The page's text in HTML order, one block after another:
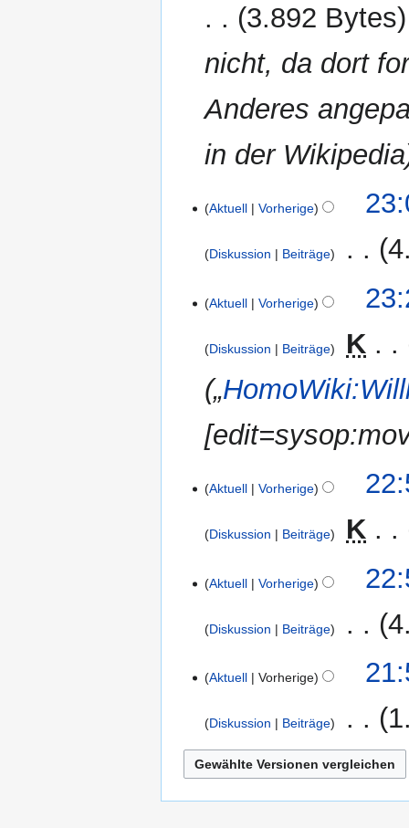
3.892 Bytes
nicht, da dort
Anderes
in der Wikipedia
November
Aktuell Vorherige
Diskussion Beiträge
AugustAktuell Vorherige
Diskussion Beiträge
K
„
AugustAktuell Vorherige
Diskussion Beiträge K
e
n
e
r
e
i
t
Aktuell Vorherige
Diskussion Beiträge
Aktuell Vorherige
Diskussion Beiträge
K
e